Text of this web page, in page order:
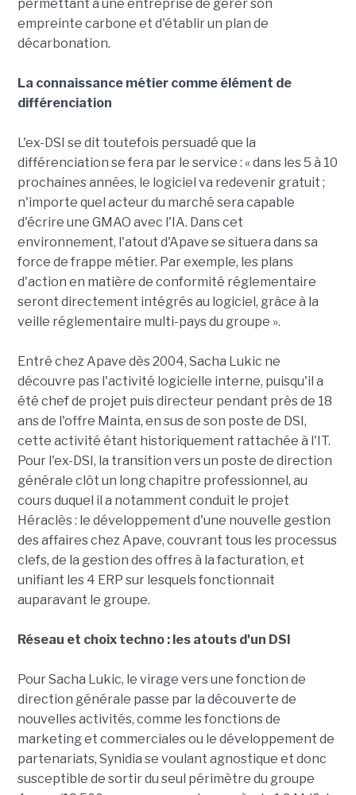
permettant à une entreprise de gérer son
empreinte carbone et d'établir un plan de
décarbonation.
La connaissance métier comme élément de
différenciation
L'ex-DSI se dit toutefois persuadé que la
différenciation se fera par le service : « dans les 5 à 10
prochaines années, le logiciel va redevenir gratuit ;
n'importe quel acteur du marché sera capable
d'écrire une GMAO avec l'IA. Dans cet
environnement, l'atout d'Apave se situera dans sa
force de frappe métier. Par exemple, les plans
d'action en matière de conformité réglementaire
seront directement intégrés au logiciel, grâce à la
veille réglementaire multi-pays du groupe ».
Entré chez Apave dès 2004, Sacha Lukic ne
découvre pas l'activité logicielle interne, puisqu'il a
été chef de projet puis directeur pendant près de 18
ans de l'offre Mainta, en sus de son poste de DSI,
cette activité étant historiquement rattachée à l'IT.
Pour l'ex-DSI, la transition vers un poste de direction
générale clôt un long chapitre professionnel, au
cours duquel il a notamment conduit le projet
Héraclès : le développement d'une nouvelle gestion
des affaires chez Apave, couvrant tous les processus
clefs, de la gestion des offres à la facturation, et
unifiant les 4 ERP sur lesquels fonctionnait
auparavant le groupe.
Réseau et choix techno : les atouts d'un DSI
Pour Sacha Lukic, le virage vers une fonction de
direction générale passe par la découverte de
nouvelles activités, comme les fonctions de
marketing et commerciales ou le développement de
partenariats, Synidia se voulant agnostique et donc
susceptible de sortir du seul périmètre du groupe